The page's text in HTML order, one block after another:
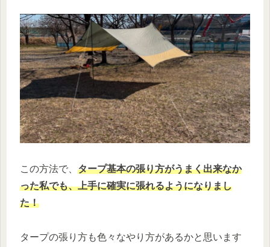
この方法で、 タープ基本の張り方がうまく出来なか
った私でも、上手に確実に張れるようになりまし
た！
タープの張り方も色々なやり方があるかと思います